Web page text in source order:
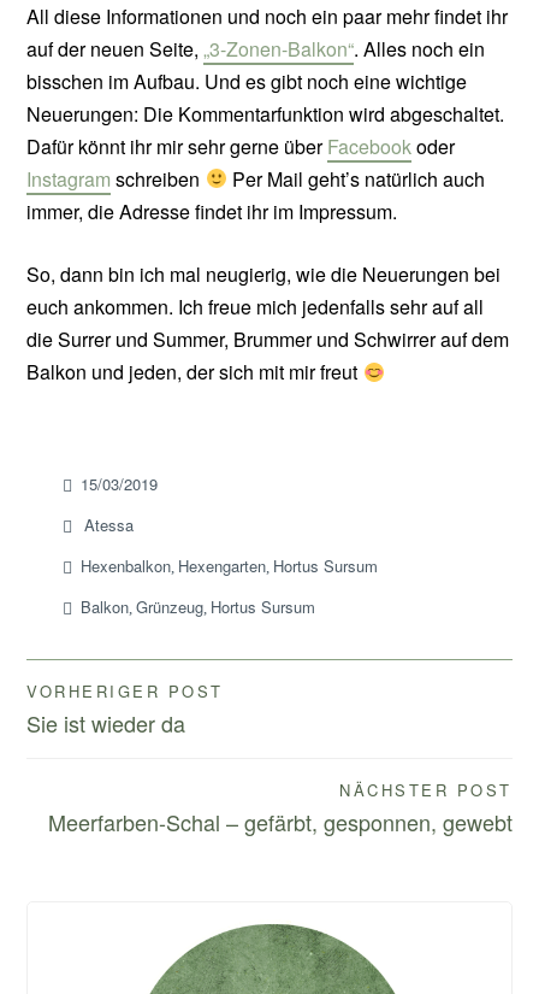
All diese Informationen und noch ein paar mehr findet ihr
auf der neuen Seite,„3-Zonen-Balkon“. Alles noch ein
bisschen im Aufbau. Und es gibt noch eine wichtige
Neuerungen: Die Kommentarfunktion wird abgeschaltet.
Dafür könnt ihr mir sehr gerne überFacebookoder
Instagram schreiben
Per Mail geht’s natürlich auch
immer, die Adresse findet ihr im Impressum.
So, dann bin ich mal neugierig, wie die Neuerungen bei
euch ankommen. Ich freue mich jedenfalls sehr auf all
die Surrer und Summer, Brummer und Schwirrer auf dem
Balkon und jeden, der sich mit mir freut
15/03/2019
Atessa
Hexenbalkon Hexengarten Hortus Sursum
Balkon ,Grünzeug Hortus Sursum
Beitragsnavigation
VORHERIGER POST
Sie ist wieder da
NÄCHSTER POST
Meerfarben-Schal – gefärbt, gesponnen, gewebt